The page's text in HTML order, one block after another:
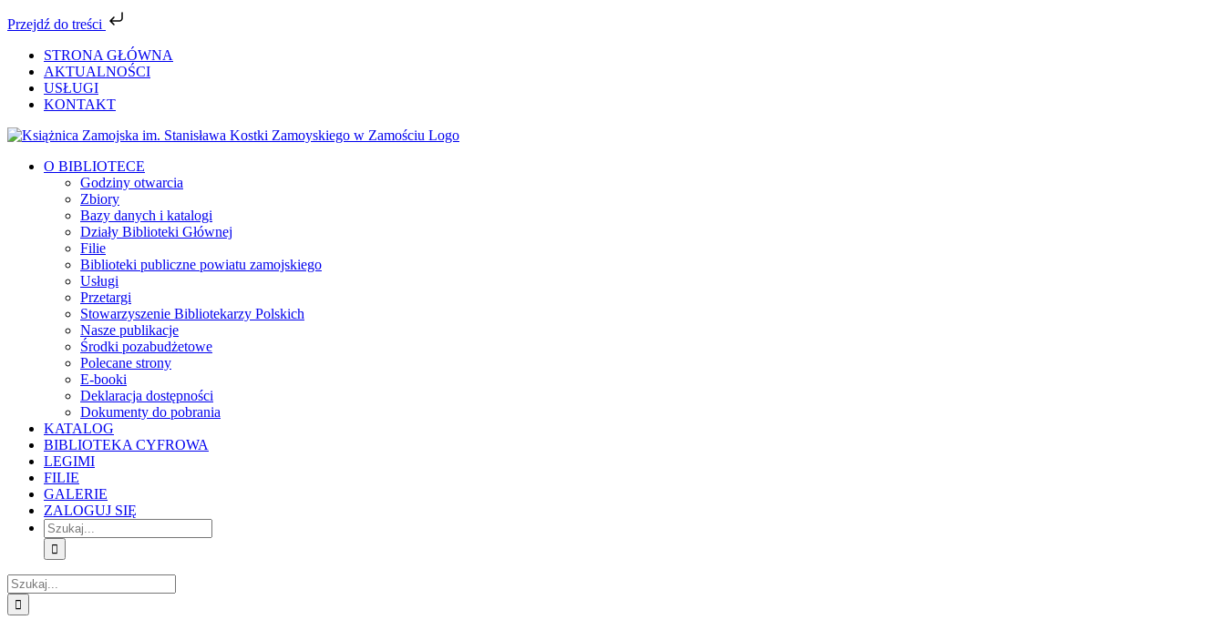
Przejdź do treści
zawartości
STRONA GŁÓWNA
AKTUALNOŚCI
USŁUGI
KONTAKT
Facebook
YouTube
Instagram
Tiktok
O BIBLIOTECE
Godziny otwarcia
Zbiory
Bazy danych i katalogi
Działy Biblioteki Głównej
Filie
Biblioteki publiczne powiatu zamojskiego
Usługi
Przetargi
Stowarzyszenie Bibliotekarzy Polskich
Nasze publikacje
Środki pozabudżetowe
Polecane strony
E-booki
Deklaracja dostępności
Dokumenty do pobrania
KATALOG
BIBLIOTEKA CYFROWA
LEGIMI
FILIE
GALERIE
ZALOGUJ SIĘ
Szukaj
Szukaj